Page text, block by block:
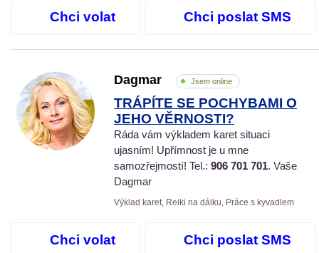
Chci volat Chci poslat SMS
Dagmar Jsem online
TRÁPÍTE SE POCHYBAMI O
JEHO VĚRNOSTI?
Ráda vám výkladem karet situaci
ujasním! Upřímnost je u mne
samozřejmostí! Tel.: 906 701 701. Vaše
Dagmar
Výklad karet, Reiki na dálku, Práce s kyvadlem
Chci volat Chci poslat SMS